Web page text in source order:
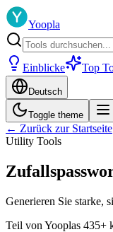
Yoopla
Einblicke Top
Deutsch
Toggle theme
← Zurück zur Startseite
Utility Tools
Generieren Sie starke,
Teil von Yooplas 435+